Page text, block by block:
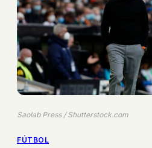
Saolab Press / Shutterstock.com
FÚTBOL